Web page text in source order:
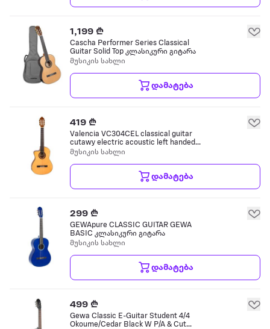
1,199 ₾
Cascha Performer Series Classical
Guitar Solid Top კლასიკური გიტარა
მუსიკის სახლი
დამატება
419 ₾
Valencia VC304CEL classical guitar
cutawy electric acoustic left handed
natural ელექტრო კლასიკური გიტარა
მუსიკის სახლი
დამატება
299 ₾
GEWApure CLASSIC GUITAR GEWA
BASIC კლასიკური გიტარა
მუსიკის სახლი
დამატება
499 ₾
Gewa Classic E-Guitar Student 4/4
Okoume/Cedar Black W P/A & Cut